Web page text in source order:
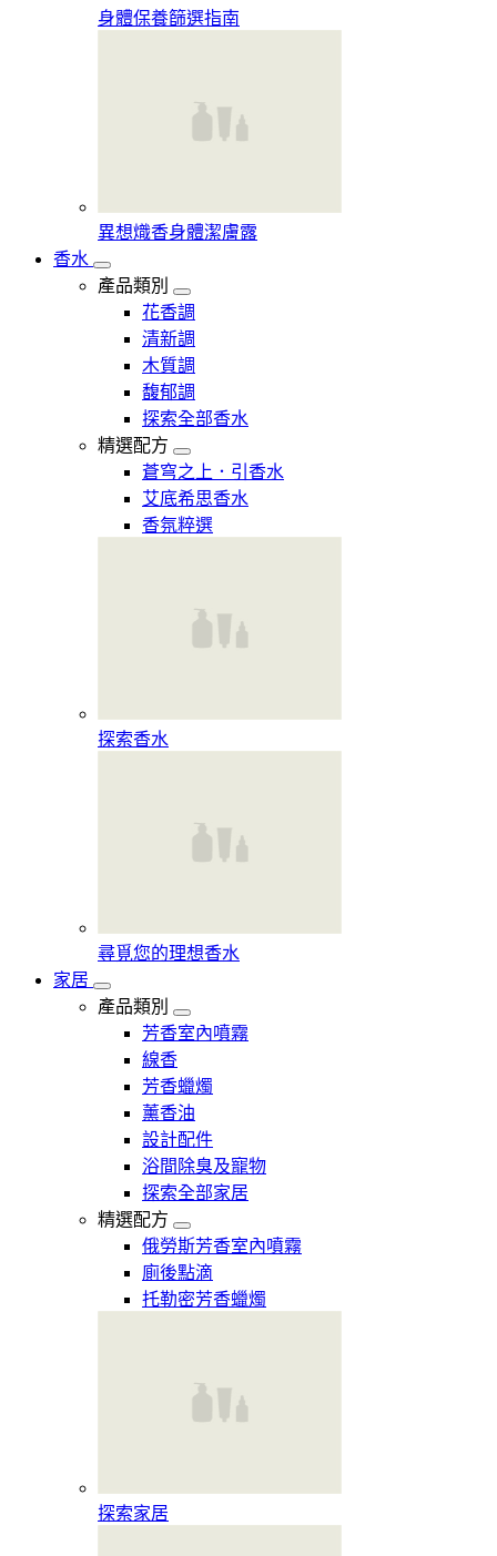
身體保養篩選指南
異想熾香身體潔膚露
香水
產品類別
花香調
清新調
木質調
馥郁調
探索全部香水
精選配方
蒼穹之上．引香水
艾底希思香水
香氛粹選
探索香水​
尋覓您的理想香水​
家居
產品類別
芳香室內噴霧
線香
芳香蠟燭
薰香油
設計配件
浴間除臭及寵物
探索全部家居
精選配方
俄勞斯芳香室內噴霧
廁後點滴
托勒密芳香蠟燭
探索家居